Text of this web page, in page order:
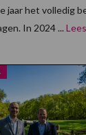
jaar het volledig
In 2024 ...